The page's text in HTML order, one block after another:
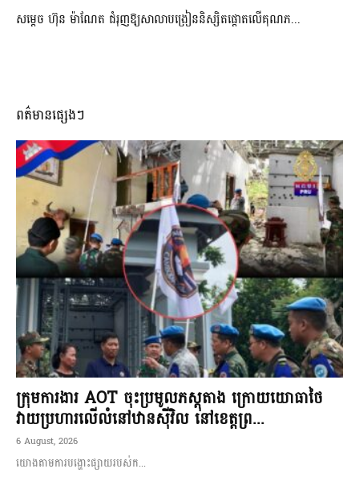
សម្តេច ហ៊ុន ម៉ាណែត ជំរុញឱ្យសាលាបង្រៀននិស្សិតផ្តោតលើគុណភ...
ពត៌មានផ្សេងៗ
ក្រុមការងារ AOT ចុះប្រមូលភស្តុតាង ក្រោយយោធាថៃ
វាយប្រហារលើលំនៅឋានស៊ីវិល នៅខេត្តព្រ...
6 August, 2026
យោងតាមការបង្ហោះផ្សាយរបស់ក...